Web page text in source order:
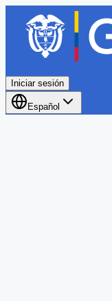
Iniciar sesión
Español